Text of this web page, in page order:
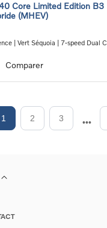
Core Limited Edition B3
(MHEV)
| Vert Séquoia | 7-speed Dual
Comparer
1 2 3